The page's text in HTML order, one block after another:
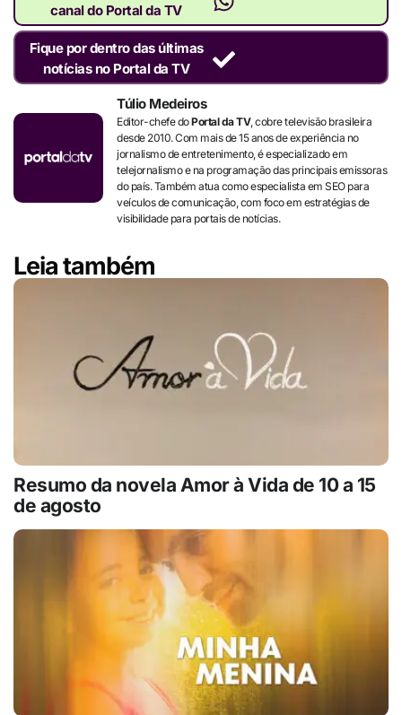
canal do Portal da TV
Fique por dentro das últimas
notícias no Portal da TV
Túlio Medeiros
Editor-chefe doPortal da TV, cobre televisão brasileira
desde 2010. Com mais de 15 anos de experiência no
jornalismo de entretenimento, é especializado em
telejornalismo e na programação das principais emissoras
do país. Também atua como especialista em SEO para
veículos de comunicação, com foco em estratégias de
visibilidade para portais de notícias.
Leia também
Resumo da novela Amor à Vida de 10 a 15
de agosto